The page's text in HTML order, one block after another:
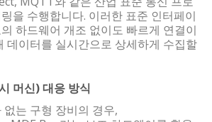
을 수행합니다. 이러한 표준 인터페이
하드웨어 개조 없이도 빠르게 연결이
데이터를 실시간으로 상세하게 수집할
머신) 대응 방식
는 구형 장비의 경우,